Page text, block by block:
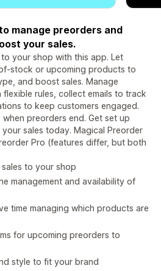
manage preorders and
your sales.
your shop with this app. Let
stock or upcoming products to
and boost sales. Manage
flexible rules, collect emails to track
to keep customers engaged.
when preorders end. Get set up
sales today. Magical Preorder
Pro (features differ, but both
to your shop
management and availability of
time managing which products are
for upcoming preorders to
style to fit your brand